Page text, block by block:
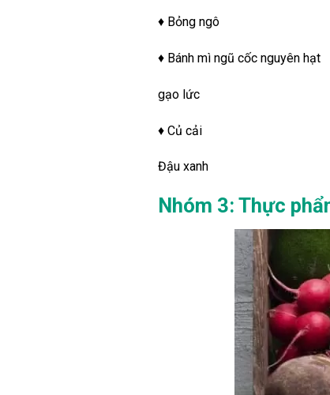
♦ Bỏng ngô
♦ Bánh mì ngũ cốc nguyên hạt
gạo lức
♦ Củ cải
Đậu xanh
Nhóm 3: Thực